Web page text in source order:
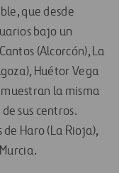
que desde
bajo un
(Alcorcón), La
Huétor Vega
la misma
sus centros.
Haro (La Rioja),